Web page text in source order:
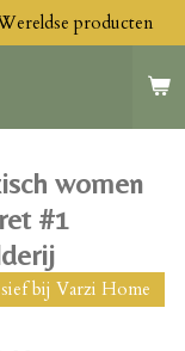
producten
women
#1
bij Varzi Home